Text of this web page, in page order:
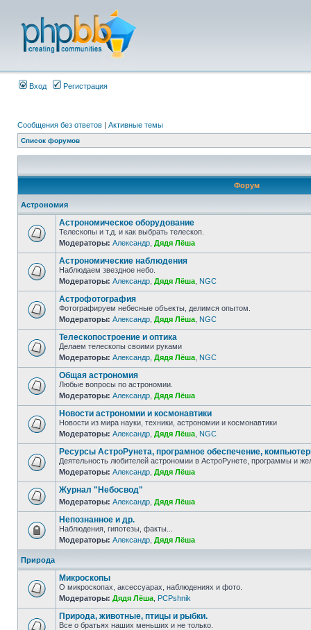
Вход Регистрация
Сообщения без ответов | Активные темы
Список форумов
Форум
Астрономия
Астрономическое оборудование
Телескопы и т.д. и как выбрать телескоп.
Модераторы: Александр Дядя Лёша
Астрономические наблюдения
Наблюдаем звездное небо.
Модераторы: Александр Дядя Лёша NGC
Астрофотография
Фотографируем небесные объекты, делимся опытом.
Модераторы: Александр Дядя Лёша NGC
Телескопостроение и оптика
Делаем телескопы своими руками
Модераторы: Александр Дядя Лёша NGC
Общая астрономия
Любые вопросы по астрономии.
Модераторы: Александр Дядя Лёша
Новости астрономии и космонавтики
Новости из мира науки, техники, астрономии и космонавтики
Модераторы: Александр Дядя Лёша NGC
Ресурсы АстроРунета, програмное обеспечение,
Деятельность любителей астрономии в АстроРунете, программы и
Модераторы: Александр Дядя Лёша
Журнал "Небосвод"
Модераторы: Александр Дядя Лёша
Непознанное и др.
Наблюдения, гипотезы, факты...
Модераторы: Александр Дядя Лёша
Природа
Микроскопы
О микроскопах, аксессуарах, наблюдениях и фото.
Модераторы: Дядя Лёша PCPshnik
Природа, животные, птицы и рыбки.
Все о братьях наших меньших и не только.